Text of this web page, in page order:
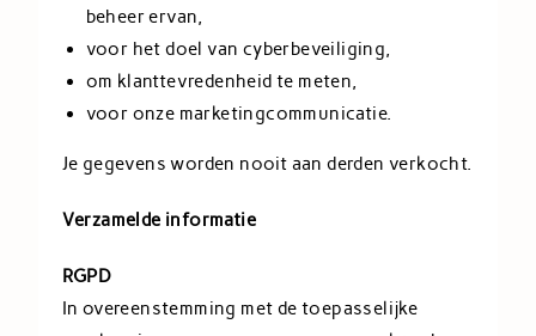
beheer ervan,
voor het doel van cyberbeveiliging,
om klanttevredenheid te meten,
voor onze marketingcommunicatie.
Je gegevens worden nooit aan derden verkocht.
Verzamelde informatie
RGPD
In overeenstemming met de toepasselijke